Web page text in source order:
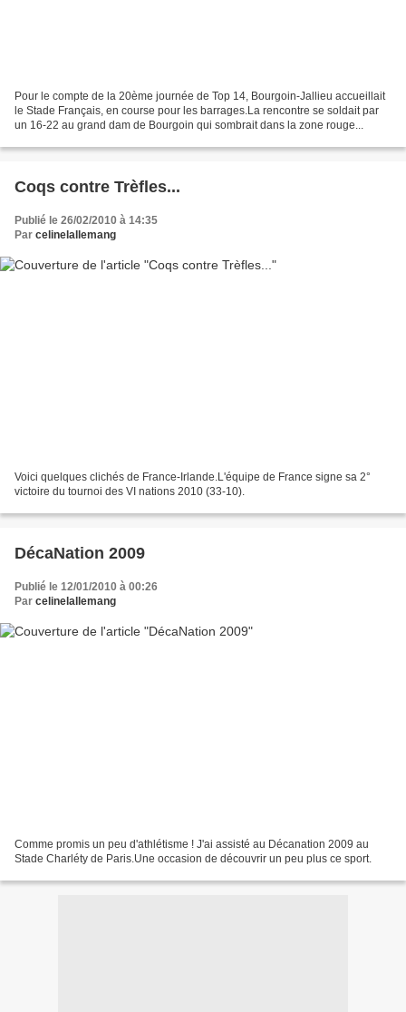
Pour le compte de la 20ème journée de Top 14, Bourgoin-Jallieu accueillait
le Stade Français, en course pour les barrages.La rencontre se soldait par
un 16-22 au grand dam de Bourgoin qui sombrait dans la zone rouge...
Coqs contre Trèfles...
Publié le 26/02/2010 à 14:35
Par celinelallemang
Voici quelques clichés de France-Irlande.L'équipe de France signe sa 2°
victoire du tournoi des VI nations 2010 (33-10).
DécaNation 2009
Publié le 12/01/2010 à 00:26
Par celinelallemang
Comme promis un peu d'athlétisme ! J'ai assisté au Décanation 2009 au
Stade Charléty de Paris.Une occasion de découvrir un peu plus ce sport.